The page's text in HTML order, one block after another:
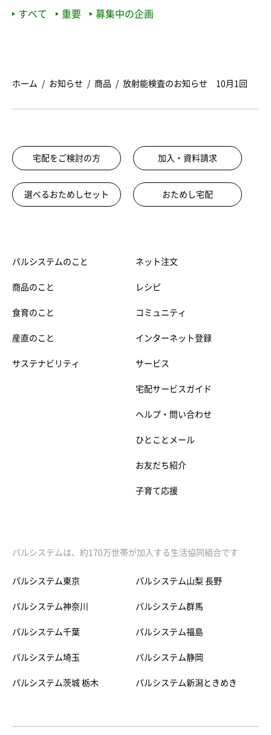
すべて 重要 募集中の企画
ホーム お知らせ 商品 放射能検査のお知らせ 10月1回
宅配をご検討の方 加入・資料請求
選べるおためしセット おためし宅配
パルシステムのこと
商品のこと
食育のこと
産直のこと
サステナビリティ
ネット注文
レシピ
コミュニティ
インターネット登録
サービス
宅配サービスガイド
ヘルプ・問い合わせ
ひとことメール
お友だち紹介
子育て応援
パルシステムは、約170万世帯が加入する生活協同組合です
パルシステム東京
パルシステム神奈川
パルシステム千葉
パルシステム埼玉
パルシステム茨城 栃木
パルシステム山梨 長野
パルシステム群馬
パルシステム福島
パルシステム静岡
パルシステム新潟ときめき